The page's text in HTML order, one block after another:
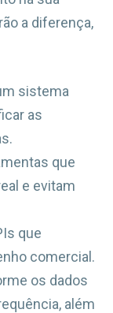
a diferença,
sistema
as
que
e evitam
que
comercial.
os dados
além